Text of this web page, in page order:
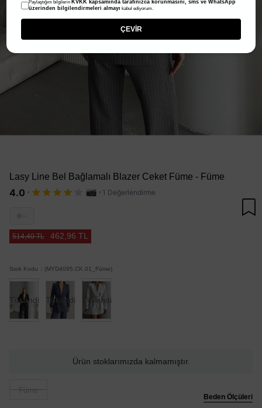
Lasy Line Bel Bağlamalı Blazer Ceket Füme - Füme
4.0 · · 1 Değerlendirme
514,40 TL 462,96 TL
Stok Kodu (MYD4095.CK.01_Füme)
Tükendi Tükendi Tükendi
Ürün stoklarımızda kalmamıştır.
Beden Ölçüleri
Paylaştığım bilgilerin KVKK kapsamında tarafınızca korunmasını, sms ve WhatsApp
üzerinden bilgilendirmeleri almayı kabul ediyorum.
ÇEVİR